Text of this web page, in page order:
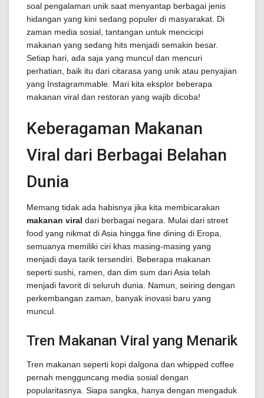
soal pengalaman unik saat menyantap berbagai jenis
hidangan yang kini sedang populer di masyarakat. Di
zaman media sosial, tantangan untuk mencicipi
makanan yang sedang hits menjadi semakin besar.
Setiap hari, ada saja yang muncul dan mencuri
perhatian, baik itu dari citarasa yang unik atau penyajian
yang Instagrammable. Mari kita eksplor beberapa
makanan viral dan restoran yang wajib dicoba!
Keberagaman Makanan
Viral dari Berbagai Belahan
Dunia
Memang tidak ada habisnya jika kita membicarakan
makanan viral dari berbagai negara. Mulai dari street
food yang nikmat di Asia hingga fine dining di Eropa,
semuanya memiliki ciri khas masing-masing yang
menjadi daya tarik tersendiri. Beberapa makanan
seperti sushi, ramen, dan dim sum dari Asia telah
menjadi favorit di seluruh dunia. Namun, seiring dengan
perkembangan zaman, banyak inovasi baru yang
muncul.
Tren Makanan Viral yang Menarik
Tren makanan seperti kopi dalgona dan whipped coffee
pernah mengguncang media sosial dengan
popularitasnya. Siapa sangka, hanya dengan mengaduk